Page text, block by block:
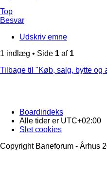
Top
Besvar
Udskriv emne
1 indlæg • Side 1 af 1
Tilbage til "Køb, salg, bytte og
Boardindeks
Alle tider er UTC+02:00
Slet cookies
Copyright Baneforum - Århus